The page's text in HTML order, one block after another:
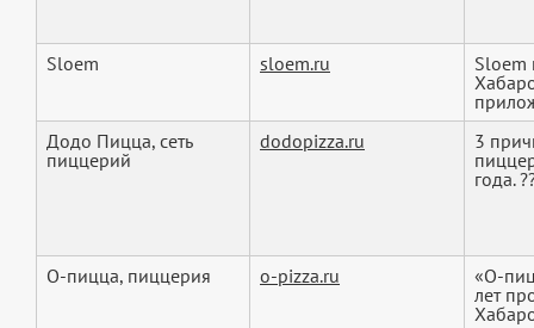
Sloem sloem.ru
Sloem
Додо Пицца, сеть
пиццерий
dodopizza.ru
3
года.
О-пицца, пиццерия o-pizza.ru
«О-
лет